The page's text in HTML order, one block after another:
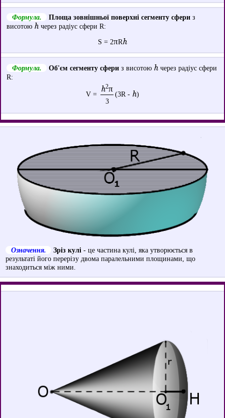
Формула. Площа зовнішньої поверхні сегменту сфери з
висотою hчерез радіус сфери R:
S = 2πRh
Формула. Об'єм сегменту сфери з висотою h через радіус сфери
R:
V =
h2π
(3R - h)
3
Означення. Зріз кулі - це частина кулі, яка утворюється в
результаті його перерізу двома паралельними площинами, що
знаходиться між ними.